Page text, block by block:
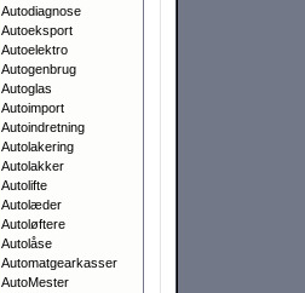
Autodiagnose
Autoeksport
Autoelektro
Autogenbrug
Autoglas
Autoimport
Autoindretning
Autolakering
Autolakker
Autolifte
Autolæder
Autoløftere
Autolåse
Automatgearkasser
AutoMester